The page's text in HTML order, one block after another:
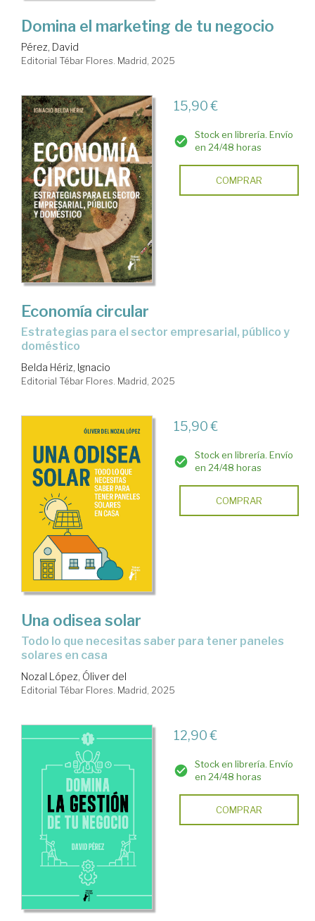
Domina el marketing de tu negocio
Pérez, David
Editorial Tébar Flores. Madrid, 2025
15,90 €
Stock en librería. Envío
en 24/48 horas
COMPRAR
Economía circular
estrategias para el sector empresarial, público y
doméstico
Belda Hériz, Ignacio
Editorial Tébar Flores. Madrid, 2025
15,90 €
Stock en librería. Envío
en 24/48 horas
COMPRAR
Una odisea solar
Todo lo que necesitas saber para tener paneles
solares en casa
Nozal López, Óliver del
Editorial Tébar Flores. Madrid, 2025
12,90 €
Stock en librería. Envío
en 24/48 horas
COMPRAR